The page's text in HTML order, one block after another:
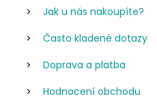
Jak u nás nakoupíte?
Často kladené dotazy
Doprava a platba
Hodnocení obchodu